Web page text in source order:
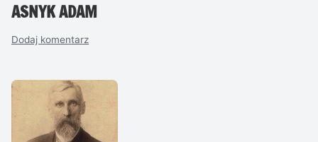
ASNYK ADAM
Dodaj komentarz